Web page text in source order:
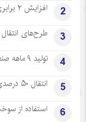
2 افزایش ۲ برابری ثبت نام مشترکان گاز تهرانی‌ در سامانه اصلاح موتور
3 طرح‌های
4 تولید ۹ ماهه صنعت پتروشیمی با ۷ درصد رشد به ۵۳ میلیون تن رسید
5 انتقال ۵۰ درصدی بنزین کشور از منطقه خلیج فارس
6 استفاده از